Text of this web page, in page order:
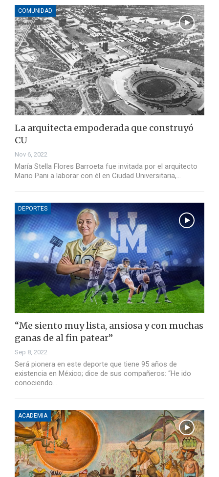
COMUNIDAD
La arquitecta empoderada que construyó
CU
Nov 6, 2022
María Stella Flores Barroeta fue invitada por el arquitecto
Mario Pani a laborar con él en Ciudad Universitaria,…
DEPORTES
“Me siento muy lista, ansiosa y con muchas
ganas de al fin patear”
Sep 8, 2022
Será pionera en este deporte que tiene 95 años de
existencia en México; dice de sus compañeros: “He ido
conociendo…
ACADEMIA